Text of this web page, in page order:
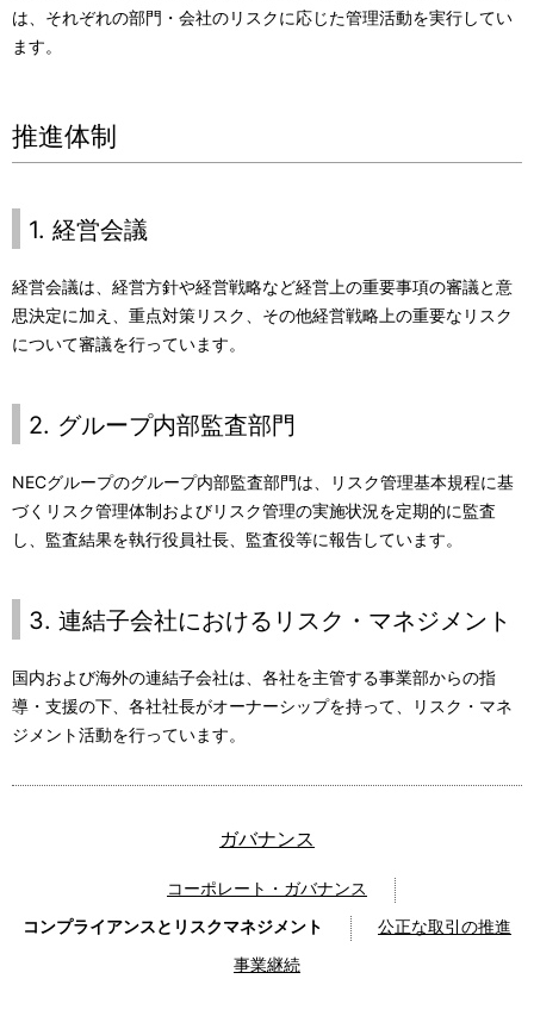
は、それぞれの部門・会社のリスクに応じた管理活動を実行してい
ます。
推進体制
1. 経営会議
経営会議は、経営方針や経営戦略など経営上の重要事項の審議と意
思決定に加え、重点対策リスク、その他経営戦略上の重要なリスク
について審議を行っています。
2. グループ内部監査部門
NECグループのグループ内部監査部門は、リスク管理基本規程に基
づくリスク管理体制およびリスク管理の実施状況を定期的に監査
し、監査結果を執行役員社長、監査役等に報告しています。
3. 連結子会社におけるリスク・マネジメント
国内および海外の連結子会社は、各社を主管する事業部からの指
導・支援の下、各社社長がオーナーシップを持って、リスク・マネ
ジメント活動を行っています。
ガバナンス
コーポレート・ガバナンス
コンプライアンスとリスクマネジメント
公正な取引の推進
事業継続